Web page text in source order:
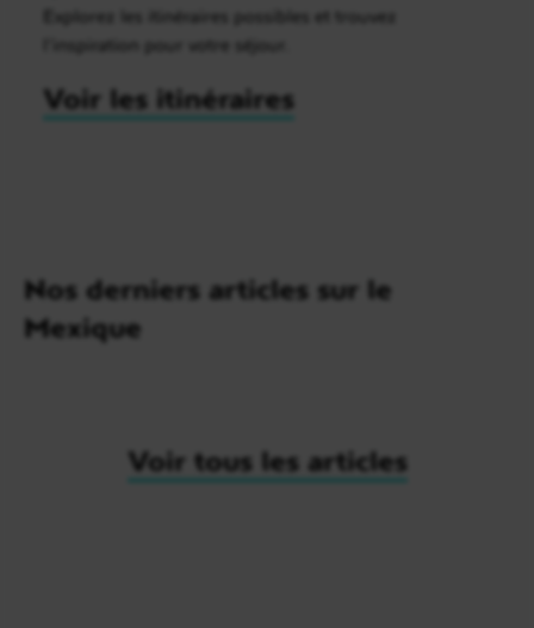
Explorez les itinéraires possibles et trouvez
l’inspiration pour votre séjour.
Voir les itinéraires
Nos derniers articles sur le
Mexique
Voir tous les articles